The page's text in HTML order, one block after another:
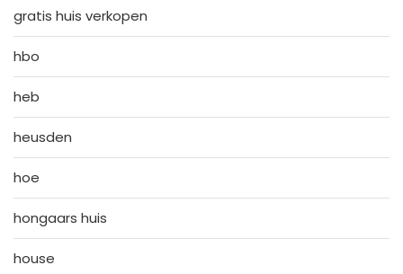
gratis huis verkopen
hbo
heb
heusden
hoe
hongaars huis
house